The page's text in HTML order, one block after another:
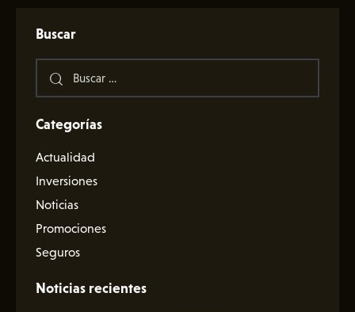
Buscar
Categorías
Actualidad
Inversiones
Noticias
Promociones
Seguros
Noticias recientes